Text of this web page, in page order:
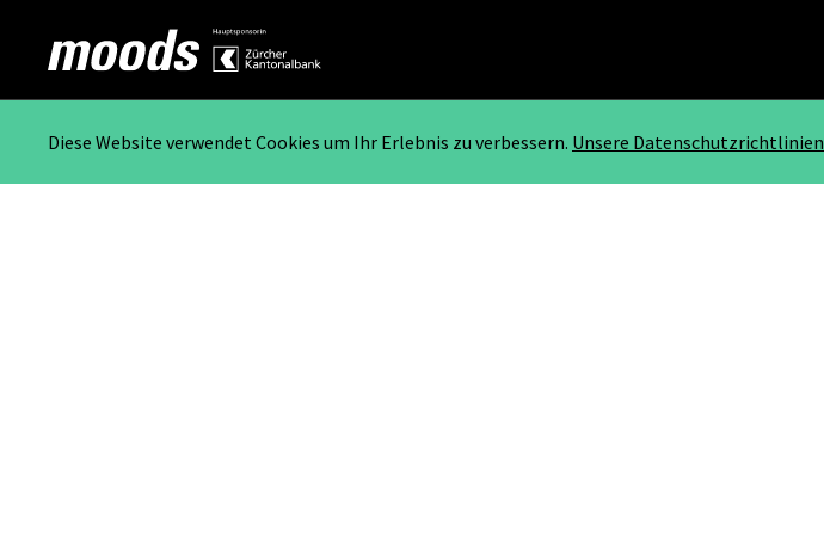
Diese Website verwendet Cookies um Ihr Erlebnis zu verbessern. Unsere Datenschutzrichtlinien